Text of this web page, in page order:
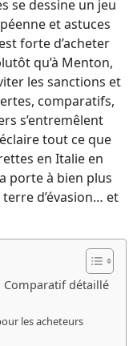
se dessine un jeu
et astuces
forte d’acheter
qu’à Menton,
les sanctions et
comparatifs,
s’entremêlent
tout ce que
en Italie en
porte à bien plus
terre d’évasion… et
Comparatif détaillé
les acheteurs